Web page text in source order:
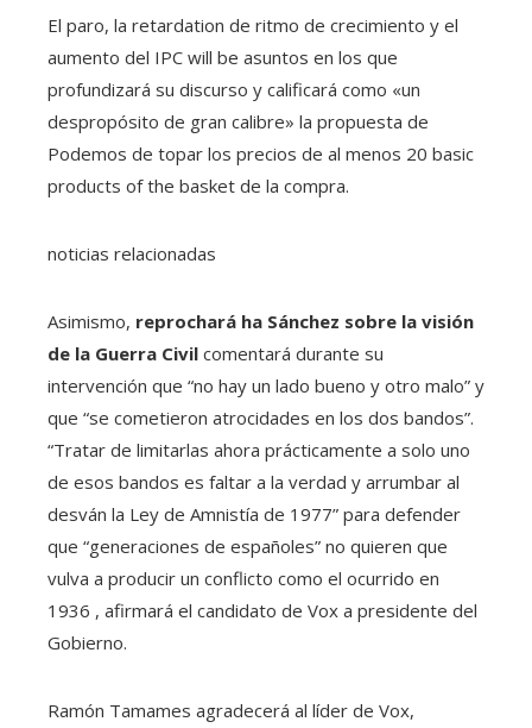
El paro, la retardation de ritmo de crecimiento y el
aumento del IPC will be asuntos en los que
profundizará su discurso y calificará como «un
despropósito de gran calibre» la propuesta de
Podemos de topar los precios de al menos 20 basic
products of the basket de la compra.
noticias relacionadas
Asimismo, reprochará ha Sánchez sobre la visión
de la Guerra Civil comentará durante su
intervención que “no hay un lado bueno y otro malo” y
que “se cometieron atrocidades en los dos bandos”.
“Tratar de limitarlas ahora prácticamente a solo uno
de esos bandos es faltar a la verdad y arrumbar al
desván la Ley de Amnistía de 1977” para defender
que “generaciones de españoles” no quieren que
vulva a producir un conflicto como el ocurrido en
1936 , afirmará el candidato de Vox a presidente del
Gobierno.
Ramón Tamames agradecerá al líder de Vox,